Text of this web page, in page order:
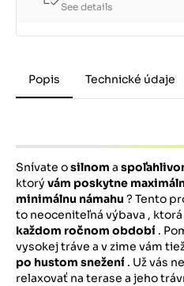
See details
Popis Technické údaje
Snívate osilnom a
ktorý vám poskytne
minimálnu námahu ? Tento
to neoceniteľná výbava , ktorá
každom ročnom období .
vysokej tráve a v zime vám
po hustom snežení . Už vás
relaxovať na terase a jeho